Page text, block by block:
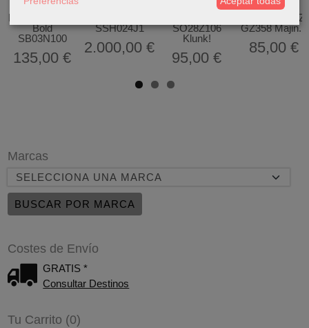
Marcas
Costes de Envío
GRATIS *
Consultar Destinos
Tu Carrito (0)
Swatch
Bioceramic Big
Bold
SB03N100
135,00 €
SSH024J1
2.000,00 €
Swatch x
SO28Z106
Klunk!
95,00 €
Swatch X
Dragon Ball Z
GZ358 Majin...
85,00 €